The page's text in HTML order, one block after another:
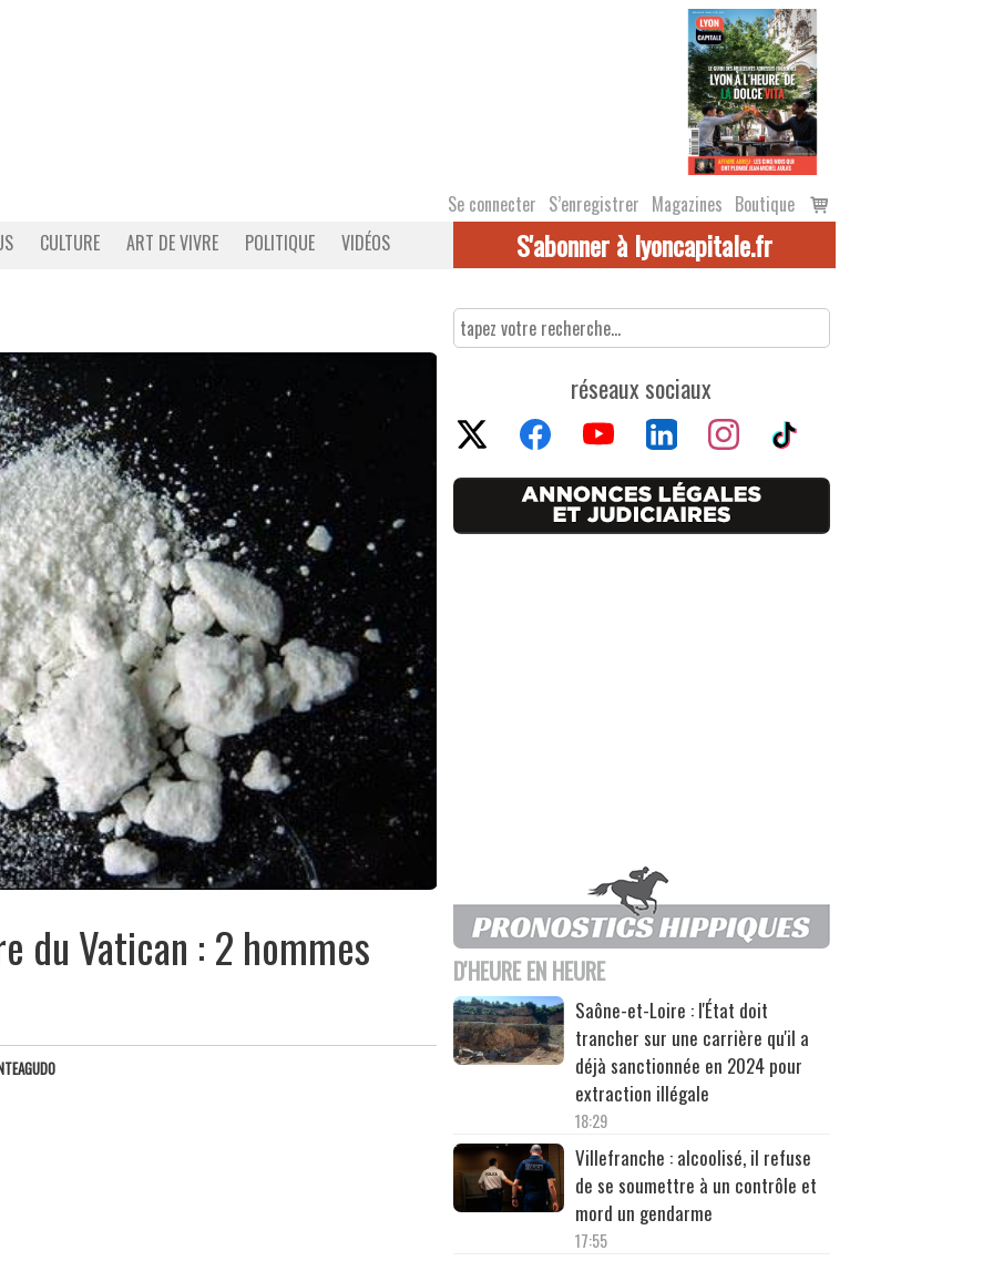
Se connecter S’enregistrer Magazines Boutique
Voir
le
CULTURE ART DE VIVRE POLITIQUE VIDÉOS S'abonner à lyoncapitale.fr
du Vatican : 2 hommes
réseaux sociaux
D'HEURE EN HEURE
Saône-et-Loire : l'État doit
trancher sur une carrière qu'il a
déjà sanctionnée en 2024 pour
extraction illégale
18:29
Villefranche : alcoolisé, il refuse
de se soumettre à un contrôle et
mord un gendarme
17:55